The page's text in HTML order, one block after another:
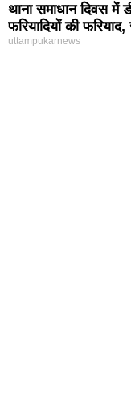
थाना समाधान दिवस में
फरियादियों की
uttampukarnews